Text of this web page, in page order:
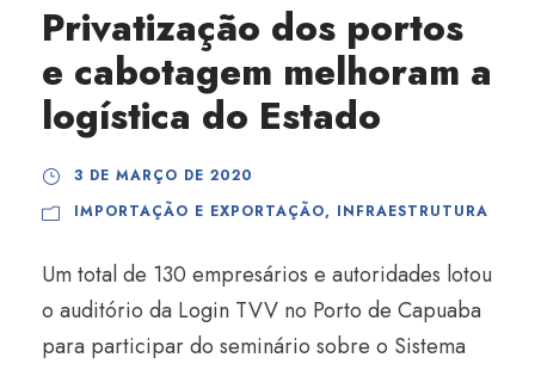
Privatização dos portos
e cabotagem melhoram a
logística do Estado
3 DE MARÇO DE 2020
IMPORTAÇÃO E EXPORTAÇÃO, INFRAESTRUTURA
Um total de 130 empresários e autoridades lotou
o auditório da Login TVV no Porto de Capuaba
para participar do seminário sobre o Sistema